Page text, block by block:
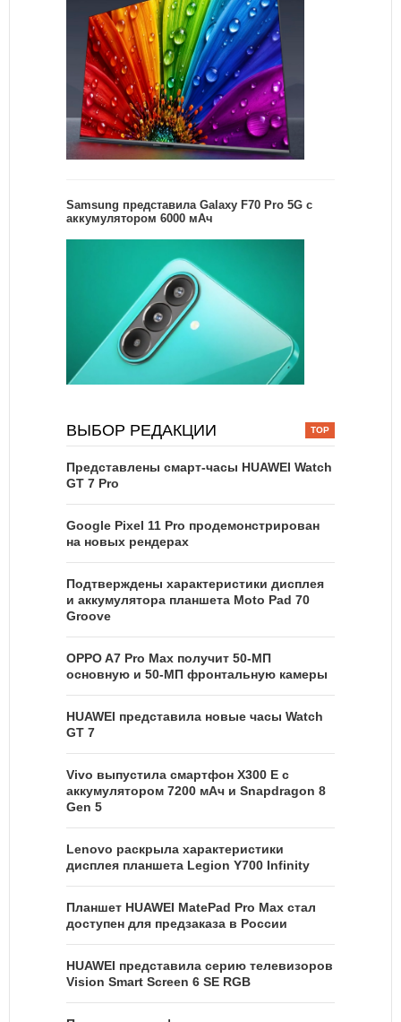
Samsung представила Galaxy F70 Pro 5G с
аккумулятором 6000 мАч
ВЫБОР РЕДАКЦИИ
Представлены смарт-часы HUAWEI Watch
GT 7 Pro
Google Pixel 11 Pro продемонстрирован
на новых рендерах
Подтверждены характеристики дисплея
и аккумулятора планшета Moto Pad 70
Groove
OPPO A7 Pro Max получит 50-МП
основную и 50-МП фронтальную камеры
HUAWEI представила новые часы Watch
GT 7
Vivo выпустила смартфон X300 E с
аккумулятором 7200 мАч и Snapdragon 8
Gen 5
Lenovo раскрыла характеристики
дисплея планшета Legion Y700 Infinity
Планшет HUAWEI MatePad Pro Max стал
доступен для предзаказа в России
HUAWEI представила серию телевизоров
Vision Smart Screen 6 SE RGB